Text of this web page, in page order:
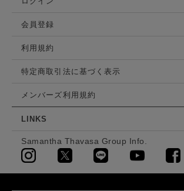
会員登録
利用規約
特定商取引法に基づく表示
メンバーズ利用規約
LINKS
Samantha Thavasa Group Info.